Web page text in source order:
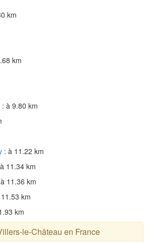
km
km
: à 9.80 km
: à 11.22 km
11.34 km
11.36 km
km
km
le-Château en France